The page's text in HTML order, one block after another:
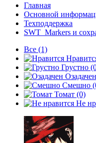
Главная
Основной
Техподдержка
SWT_Markers и
Все (1)
Грустно
Озадачен
Смешно
Томат (0)
Не